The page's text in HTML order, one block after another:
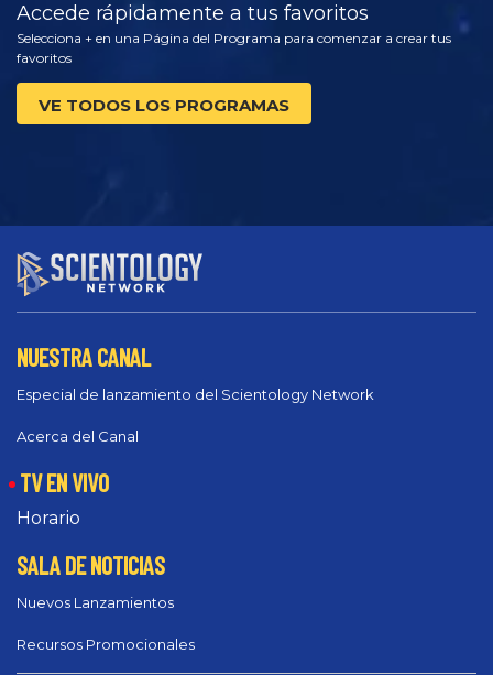
Accede rápidamente a tus favoritos
Selecciona + en una Página del Programa para comenzar a crear tus
favoritos
VE TODOS LOS PROGRAMAS
NUESTRA CANAL
Especial de lanzamiento del Scientology Network
Acerca del Canal
TV EN VIVO
Horario
SALA DE NOTICIAS
Nuevos Lanzamientos
Recursos Promocionales